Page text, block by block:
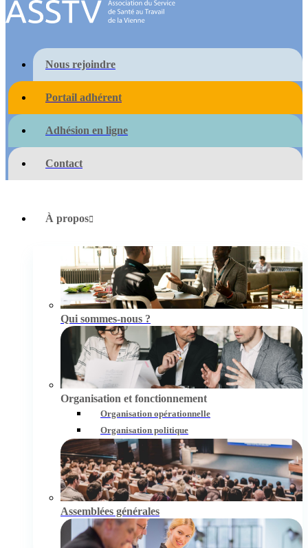
Nous rejoindre
Portail adhérent
Adhésion en ligne
Contact
À propos
Qui sommes-nous ?
Organisation et fonctionnement
Organisation opérationnelle
Organisation politique
Assemblées générales